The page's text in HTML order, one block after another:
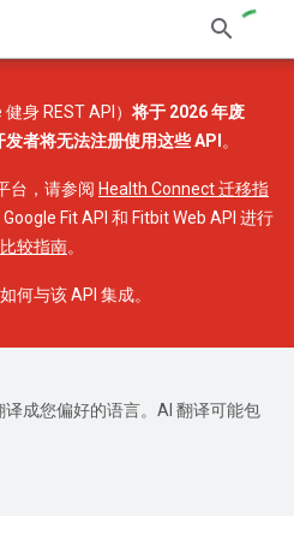
身 REST API） 将于 2026 年废
发者将无法注册使用这些 API 。
台，请参阅 Health Connect 迁移指
Fit API 和 Fitbit Web API 进行
较指南。
何与该 API 集成。
成您偏好的语言。AI 翻译可能包